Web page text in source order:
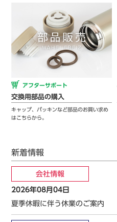
アフターサポート
交換用部品の購入
キャップ、パッキンなど部品のお買い求め
はこちらから。
新着情報
会社情報
2026年08月04日
夏季休暇に伴う休業のご案内